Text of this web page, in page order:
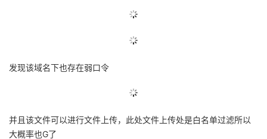
发现该域名下也存在弱口令
并且该文件可以进行文件上传，此处文件上传处是白名单过滤所以
大概率也G了